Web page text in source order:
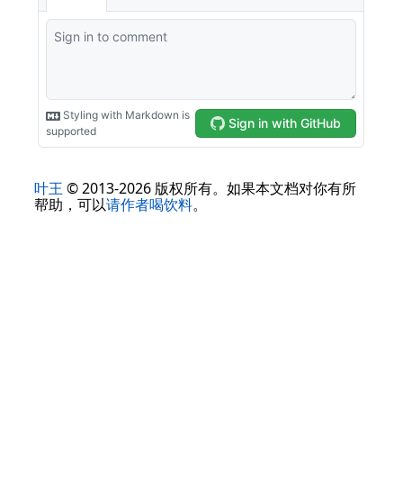
叶王 © 2013-2026 版权所有。如果本文档对你有所
帮助，可以请作者喝饮料。